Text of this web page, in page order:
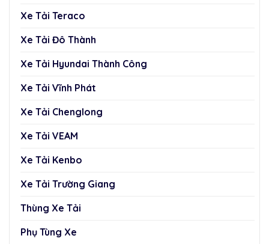
Xe Tải Teraco
Xe Tải Đô Thành
Xe Tải Hyundai Thành Công
Xe Tải Vĩnh Phát
Xe Tải Chenglong
Xe Tải VEAM
Xe Tải Kenbo
Xe Tải Trường Giang
Thùng Xe Tải
Phụ Tùng Xe